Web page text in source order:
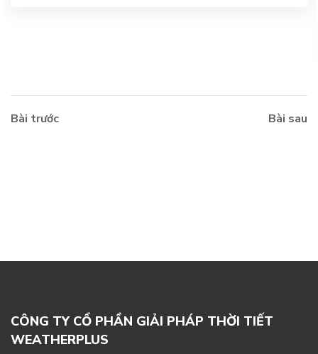
Bài trước Bài sau
CÔNG TY CỔ PHẦN GIẢI PHÁP THỜI TIẾT
WEATHERPLUS